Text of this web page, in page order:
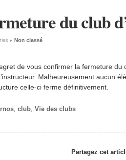
du club
▸ Non classé
de vous confirmer la fermeture du
Malheureusement aucun
celle-ci ferme définitivement.
, club, Vie des clubs
Partagez cet